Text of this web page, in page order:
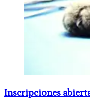
Inscripciones